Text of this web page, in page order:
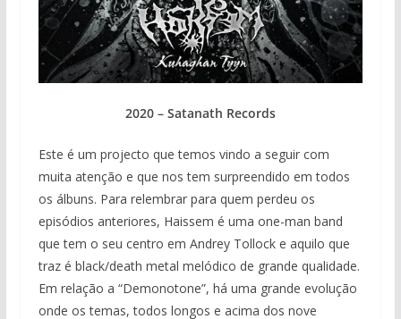
2020 – Satanath Records
Este é um projecto que temos vindo a seguir com
muita atenção e que nos tem surpreendido em todos
os álbuns. Para relembrar para quem perdeu os
episódios anteriores, Haissem é uma one-man band
que tem o seu centro em Andrey Tollock e aquilo que
traz é black/death metal melódico de grande qualidade.
Em relação a “Demonotone”, há uma grande evolução
onde os temas, todos longos e acima dos nove